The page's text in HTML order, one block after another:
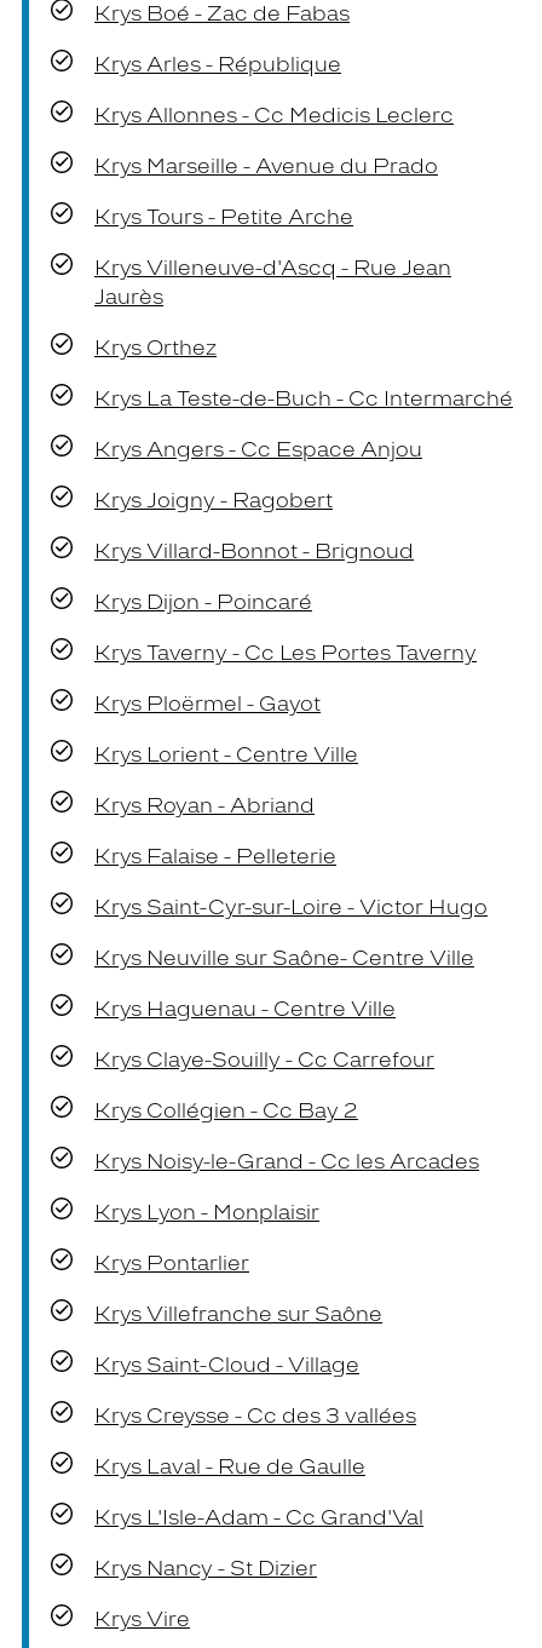
Krys Boé - Zac de Fabas
Krys Arles - République
Krys Allonnes - Cc Medicis Leclerc
Krys Marseille - Avenue du Prado
Krys Tours - Petite Arche
Krys Villeneuve-d'Ascq - Rue Jean
Jaurès
Krys Orthez
Krys La Teste-de-Buch - Cc Intermarché
Krys Angers - Cc Espace Anjou
Krys Joigny - Ragobert
Krys Villard-Bonnot - Brignoud
Krys Dijon - Poincaré
Krys Taverny - Cc Les Portes Taverny
Krys Ploërmel - Gayot
Krys Lorient - Centre Ville
Krys Royan - Abriand
Krys Falaise - Pelleterie
Krys Saint-Cyr-sur-Loire - Victor Hugo
Krys Neuville sur Saône- Centre Ville
Krys Haguenau - Centre Ville
Krys Claye-Souilly - Cc Carrefour
Krys Collégien - Cc Bay 2
Krys Noisy-le-Grand - Cc les Arcades
Krys Lyon - Monplaisir
Krys Pontarlier
Krys Villefranche sur Saône
Krys Saint-Cloud - Village
Krys Creysse - Cc des 3 vallées
Krys Laval - Rue de Gaulle
Krys L'Isle-Adam - Cc Grand'Val
Krys Nancy - St Dizier
Krys Vire